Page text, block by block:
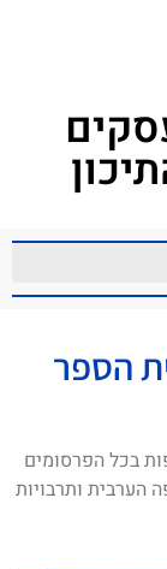
הספר
בכל הפרסומים
הערבית ותרבויות